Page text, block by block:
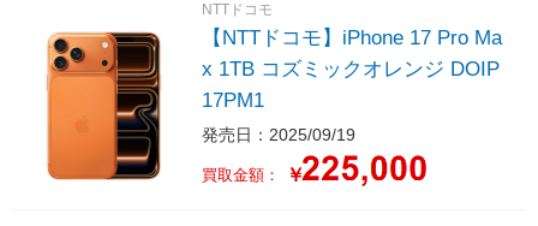
NTTドコモ
【NTTドコモ】iPhone 17 Pro Ma
x 1TB コズミックオレンジ DOIP
17PM1
発売日：2025/09/19
買取金額： ￥